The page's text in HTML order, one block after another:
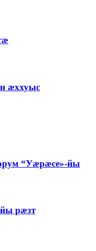
æххуыс
“Уæрæсе»-йы
рæзт